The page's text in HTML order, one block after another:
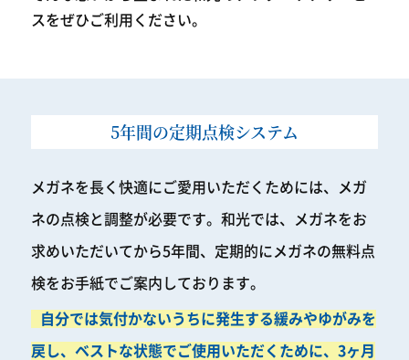
スをぜひご利用ください。
5年間の定期点検システム
メガネを長く快適にご愛用いただくためには、メガ
ネの点検と調整が必要です。 和光では、メガネをお
求めいただいてから5年間、 定期的にメガネの無料点
検をお手紙でご案内しております。
自分では気付かないうちに発生する緩みやゆがみを
戻し、 ベストな状態でご使用いただくために、 3ヶ月